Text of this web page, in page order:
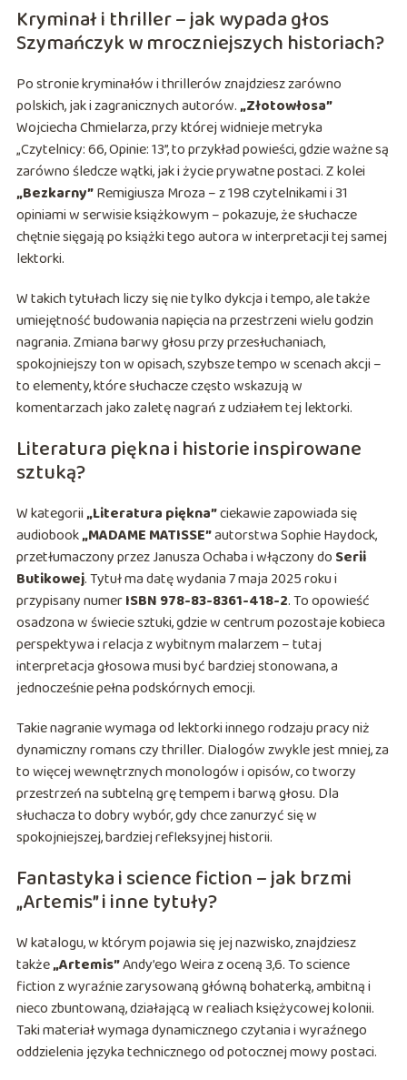
Kryminał i thriller – jak wypada głos
Szymańczyk w mroczniejszych historiach?
Po stronie kryminałów i thrillerów znajdziesz zarówno
polskich, jak i zagranicznych autorów.„Złotowłosa”
Wojciecha Chmielarza, przy której widnieje metryka
„Czytelnicy: 66, Opinie: 13”, to przykład powieści, gdzie ważne są
zarówno śledcze wątki, jak i życie prywatne postaci. Z kolei
„Bezkarny”Remigiusza Mroza – z 198 czytelnikami i 31
opiniami w serwisie książkowym – pokazuje, że słuchacze
chętnie sięgają po książki tego autora w interpretacji tej samej
lektorki.
W takich tytułach liczy się nie tylko dykcja i tempo, ale także
umiejętność budowania napięcia na przestrzeni wielu godzin
nagrania. Zmiana barwy głosu przy przesłuchaniach,
spokojniejszy ton w opisach, szybsze tempo w scenach akcji –
to elementy, które słuchacze często wskazują w
komentarzach jako zaletę nagrań z udziałem tej lektorki.
Literatura piękna i historie inspirowane
sztuką?
W kategorii„Literatura piękna”ciekawie zapowiada się
audiobook„MADAME MATISSE”autorstwa Sophie Haydock,
przetłumaczony przez Janusza Ochaba i włączony do Serii
Butikowej. Tytuł ma datę wydania 7 maja 2025 roku i
przypisany numerISBN 978-83-8361-418-2. To opowieść
osadzona w świecie sztuki, gdzie w centrum pozostaje kobieca
perspektywa i relacja z wybitnym malarzem – tutaj
interpretacja głosowa musi być bardziej stonowana, a
jednocześnie pełna podskórnych emocji.
Takie nagranie wymaga od lektorki innego rodzaju pracy niż
dynamiczny romans czy thriller. Dialogów zwykle jest mniej, za
to więcej wewnętrznych monologów i opisów, co tworzy
przestrzeń na subtelną grę tempem i barwą głosu. Dla
słuchacza to dobry wybór, gdy chce zanurzyć się w
spokojniejszej, bardziej refleksyjnej historii.
Fantastyka i science fiction – jak brzmi
„Artemis” i inne tytuły?
W katalogu, w którym pojawia się jej nazwisko, znajdziesz
także„Artemis”Andy’ego Weira z oceną 3,6. To science
fiction z wyraźnie zarysowaną główną bohaterką, ambitną i
nieco zbuntowaną, działającą w realiach księżycowej kolonii.
Taki materiał wymaga dynamicznego czytania i wyraźnego
oddzielenia języka technicznego od potocznej mowy postaci.